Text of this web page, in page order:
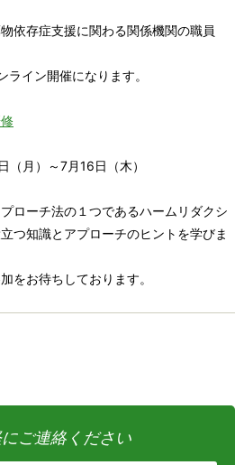
依存症支援に関わる関係機関の職員
イン開催になります。
（月）～7月16日（木）
ローチ法の１つであるハームリダクシ
つ知識とアプローチのヒントを学びま
をお待ちしております。
ご連絡ください